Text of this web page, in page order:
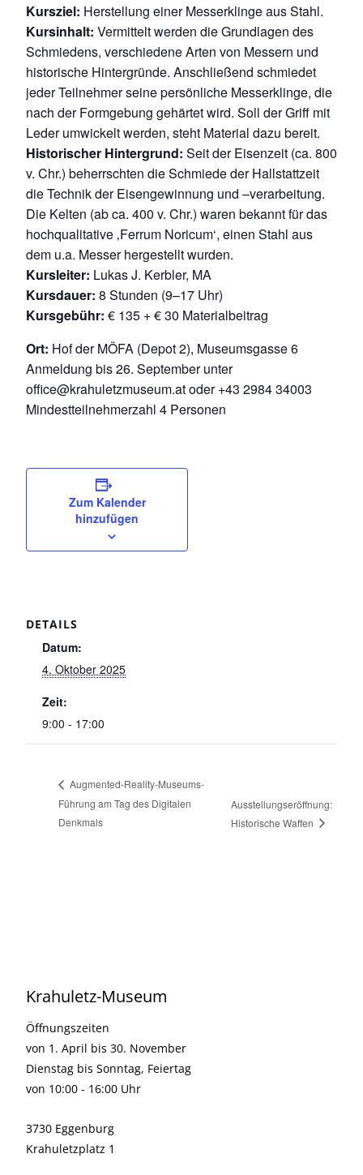
Kursziel: Herstellung einer Messerklinge aus Stahl.
Kursinhalt: Vermittelt werden die Grundlagen des
Schmiedens, verschiedene Arten von Messern und
historische Hintergründe. Anschließend schmiedet
jeder Teilnehmer seine persönliche Messerklinge, die
nach der Formgebung gehärtet wird. Soll der Griff mit
Leder umwickelt werden, steht Material dazu bereit.
Historischer Hintergrund: Seit der Eisenzeit (ca. 800
v. Chr.) beherrschten die Schmiede der Hallstattzeit
die Technik der Eisengewinnung und –verarbeitung.
Die Kelten (ab ca. 400 v. Chr.) waren bekannt für das
hochqualitative ‚Ferrum Noricum‘, einen Stahl aus
dem u.a. Messer hergestellt wurden.
Kursleiter: Lukas J. Kerbler, MA
Kursdauer: 8 Stunden (9–17 Uhr)
Kursgebühr: € 135 + € 30 Materialbeitrag
Ort: Hof der MÖFA (Depot 2), Museumsgasse 6
Anmeldung bis 26. September unter
office@krahuletzmuseum.at oder +43 2984 34003
Mindestteilnehmerzahl 4 Personen
Zum Kalender
hinzufügen
DETAILS
Datum:
4. Oktober 2025
Zeit:
9:00 - 17:00
Augmented-Reality-Museums-
Führung am Tag des Digitalen
Denkmals
Ausstellungseröffnung:
Historische Waffen
Krahuletz-Museum
Öffnungszeiten
von 1. April bis 30. November
Dienstag bis Sonntag, Feiertag
von 10:00 - 16:00 Uhr
3730 Eggenburg
Krahuletzplatz 1